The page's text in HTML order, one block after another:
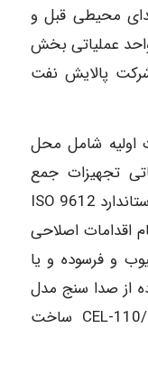
صدای محیطی قبل و
از انجام اقدامات اصلاحی در 11 واحد عملیاتی بخش
پالایش نفت
اولیه شامل محل
تجهیزات جمع
آوری شد. اندازه گیری صدا بر اساس استاندارد ISO 9612
اقدامات اصلاحی
و فرسوده و یا
از صدا سنج مدل
SLM CEL490 و مدل کالیبراتور CEL-110/1 ساخت